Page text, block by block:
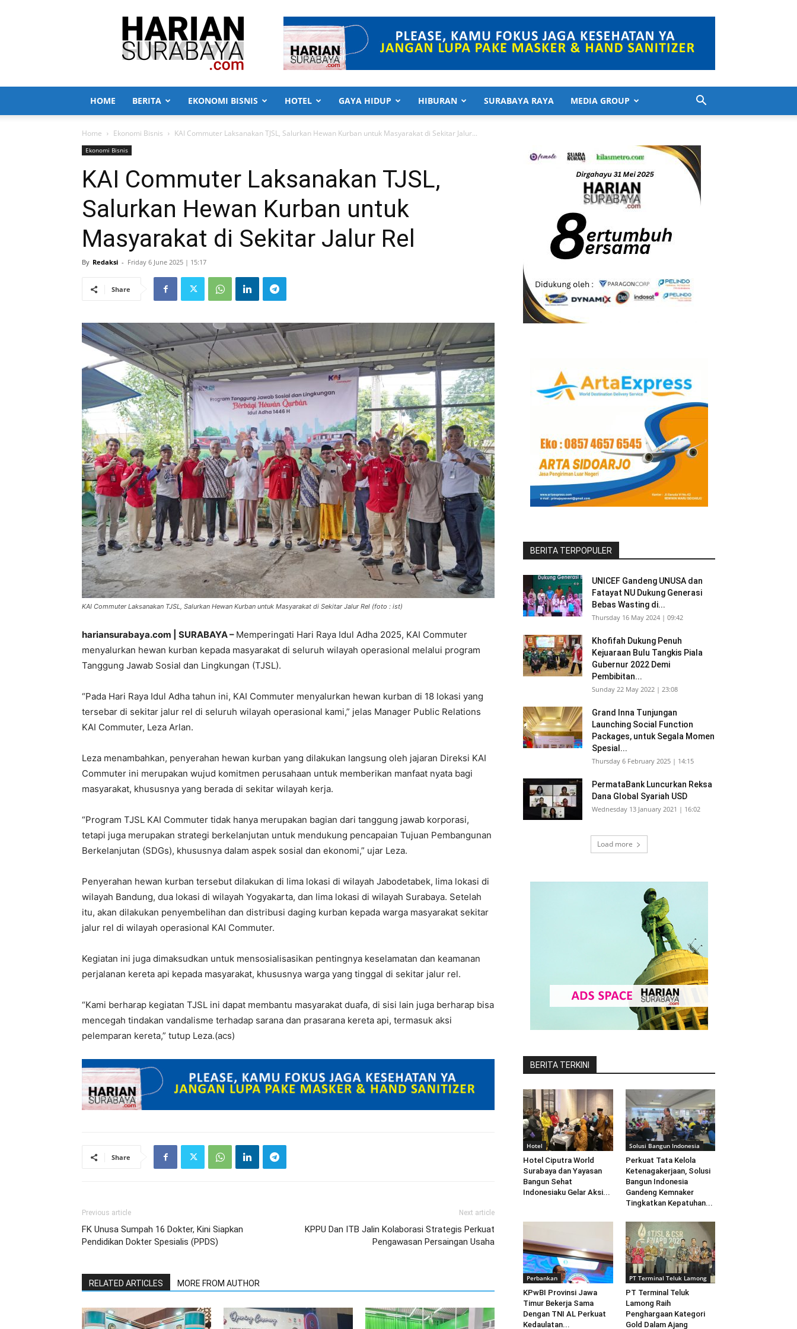
Harian
Surabaya
HOME BERITA EKONOMI BISNIS HOTEL GAYA HIDUP HIBURAN SURABAYA RAYA MEDIA GROUP
Home Ekonomi Bisnis KAI Commuter Laksanakan TJSL, Salurkan Hewan Kurban untuk Masyarakat di Sekitar Jalur...
Ekonomi Bisnis
KAI Commuter Laksanakan TJSL,
Salurkan Hewan Kurban untuk
Masyarakat di Sekitar Jalur Rel
By Redaksi - Friday 6 June 2025 | 15:17
Share
KAI Commuter Laksanakan TJSL, Salurkan Hewan Kurban untuk Masyarakat di Sekitar Jalur Rel (foto : ist)
hariansurabaya.com | SURABAYA – Memperingati Hari Raya Idul Adha 2025, KAI Commuter
menyalurkan hewan kurban kepada masyarakat di seluruh wilayah operasional melalui program
Tanggung Jawab Sosial dan Lingkungan (TJSL).
“Pada Hari Raya Idul Adha tahun ini, KAI Commuter menyalurkan hewan kurban di 18 lokasi yang
tersebar di sekitar jalur rel di seluruh wilayah operasional kami,” jelas Manager Public Relations
KAI Commuter, Leza Arlan.
Leza menambahkan, penyerahan hewan kurban yang dilakukan langsung oleh jajaran Direksi KAI
Commuter ini merupakan wujud komitmen perusahaan untuk memberikan manfaat nyata bagi
masyarakat, khususnya yang berada di sekitar wilayah kerja.
“Program TJSL KAI Commuter tidak hanya merupakan bagian dari tanggung jawab korporasi,
tetapi juga merupakan strategi berkelanjutan untuk mendukung pencapaian Tujuan Pembangunan
Berkelanjutan (SDGs), khususnya dalam aspek sosial dan ekonomi,” ujar Leza.
Penyerahan hewan kurban tersebut dilakukan di lima lokasi di wilayah Jabodetabek, lima lokasi di
wilayah Bandung, dua lokasi di wilayah Yogyakarta, dan lima lokasi di wilayah Surabaya. Setelah
itu, akan dilakukan penyembelihan dan distribusi daging kurban kepada warga masyarakat sekitar
jalur rel di wilayah operasional KAI Commuter.
Kegiatan ini juga dimaksudkan untuk mensosialisasikan pentingnya keselamatan dan keamanan
perjalanan kereta api kepada masyarakat, khususnya warga yang tinggal di sekitar jalur rel.
“Kami berharap kegiatan TJSL ini dapat membantu masyarakat duafa, di sisi lain juga berharap bisa
mencegah tindakan vandalisme terhadap sarana dan prasarana kereta api, termasuk aksi
pelemparan kereta,” tutup Leza.(acs)
Share
Previous article
FK Unusa Sumpah 16 Dokter, Kini Siapkan
Pendidikan Dokter Spesialis (PPDS)
Next article
KPPU Dan ITB Jalin Kolaborasi Strategis Perkuat
Pengawasan Persaingan Usaha
RELATED ARTICLES MORE FROM AUTHOR
BERITA TERPOPULER
UNICEF Gandeng UNUSA dan
Fatayat NU Dukung Generasi
Bebas Wasting di...
Thursday 16 May 2024 | 09:42
Khofifah Dukung Penuh
Kejuaraan Bulu Tangkis Piala
Gubernur 2022 Demi
Pembibitan...
Sunday 22 May 2022 | 23:08
Grand Inna Tunjungan
Launching Social Function
Packages, untuk Segala Momen
Spesial...
Thursday 6 February 2025 | 14:15
PermataBank Luncurkan Reksa
Dana Global Syariah USD
Wednesday 13 January 2021 | 16:02
Load more
BERITA TERKINI
Hotel
Hotel Ciputra World
Surabaya dan Yayasan
Bangun Sehat
Indonesiaku Gelar Aksi...
Solusi Bangun Indonesia
Perkuat Tata Kelola
Ketenagakerjaan, Solusi
Bangun Indonesia
Gandeng Kemnaker
Tingkatkan Kepatuhan...
Perbankan
KPwBI Provinsi Jawa
Timur Bekerja Sama
Dengan TNI AL Perkuat
Kedaulatan...
PT Terminal Teluk Lamong
PT Terminal Teluk
Lamong Raih
Penghargaan Kategori
Gold Dalam Ajang